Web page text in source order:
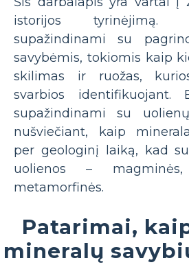
istorijos tyrinėjimą.
supažindinami su
savybėmis, tokiomis kaip
skilimas ir ruožas,
svarbios
supažindinami su
nušviečiant, kaip
per geologinį laiką, kad
uolienos –
metamorfinės.
Patarimai,
mineralų